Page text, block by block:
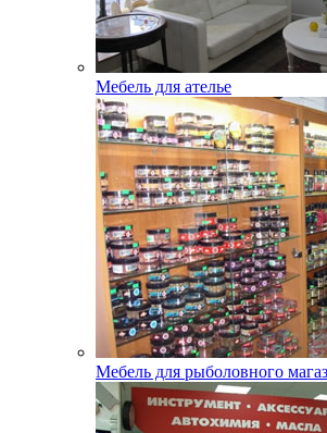
Мебель для ателье
Мебель для рыболовного